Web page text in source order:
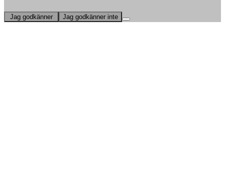
Jag godkänner Jag godkänner inte